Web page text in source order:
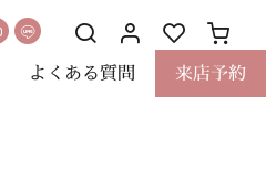
よくある質問 来店予約